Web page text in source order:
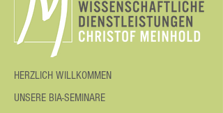
HERZLICH WILLKOMMEN
UNSERE BIA-SEMINARE